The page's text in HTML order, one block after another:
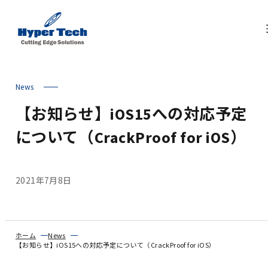
【お知らせ】iOS15への対応予定
について（CrackProof for iOS）
News
2021年7月8日
ホーム
News
【お知らせ】iOS15への対応予定について（CrackProof for iOS）